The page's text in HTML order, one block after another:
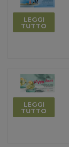
LEGGI
TUTTO
LEGGI
TUTTO